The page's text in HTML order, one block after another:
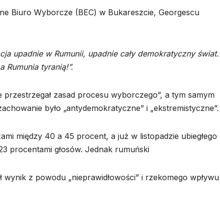
Biuro Wyborcze (BEC) w Bukareszcie, Georgescu
upadnie w Rumunii, upadnie cały demokratyczny
tyranią!”.
zasad procesu wyborczego”, a tym samym
było „antydemokratyczne” i „ekstremistyczne”.
między 40 a 45 procent, a już w listopadzie
procentami głosów. Jednak rumuński
z powodu „nieprawidłowości” i rzekomego wpływu